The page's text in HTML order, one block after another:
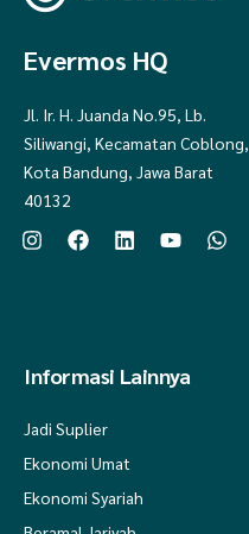
Evermos HQ
Jl. Ir. H. Juanda No.95, Lb.
Siliwangi, Kecamatan Coblong,
Kota Bandung, Jawa Barat
40132
Informasi Lainnya
Jadi Suplier
Ekonomi Umat
Ekonomi Syariah